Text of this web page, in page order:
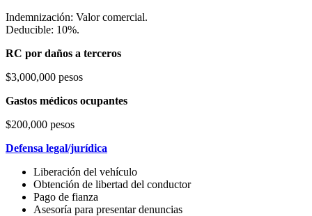
Indemnización: Valor comercial.
Deducible: 10%.
RC por daños a terceros
$3,000,000 pesos
Gastos médicos ocupantes
$200,000 pesos
Defensa legal/jurídica
Liberación del vehículo
Obtención de libertad del conductor
Pago de fianza
Asesoría para presentar denuncias